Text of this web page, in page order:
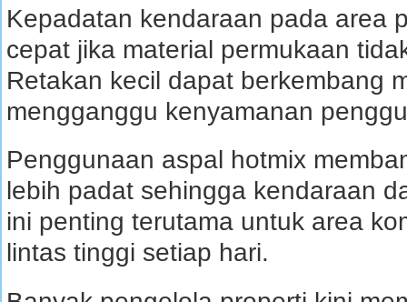
Kepadatan kendaraan pada area
cepat jika material permukaan
Retakan kecil dapat berkembang
mengganggu kenyamanan
Penggunaan aspal hotmix
lebih padat sehingga kendaraan
ini penting terutama untuk area
lintas tinggi setiap hari.